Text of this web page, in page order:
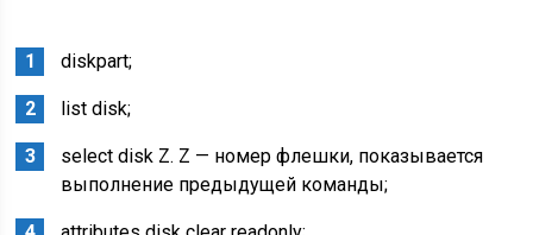
diskpart;
list disk;
select disk Z. Z — номер флешки, показывается
выполнение предыдущей команды;